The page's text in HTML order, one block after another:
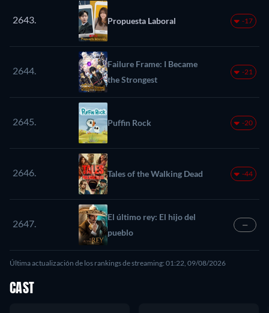
2643. Propuesta Laboral -17
2644.
Failure Frame: I Became
the Strongest
-21
2645. Puffin Rock -20
2646. Tales of the Walking Dead -44
2647.
El último rey: El hijo del
pueblo
—
Última actualización de los rankings de streaming: 01:22, 09/08/2026
CAST